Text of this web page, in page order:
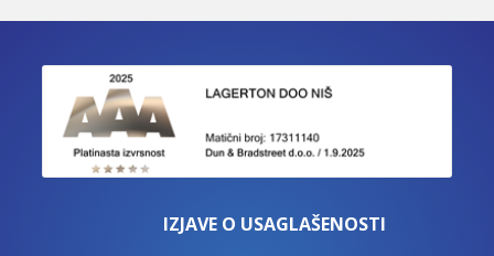
IZJAVE O USAGLAŠENOSTI